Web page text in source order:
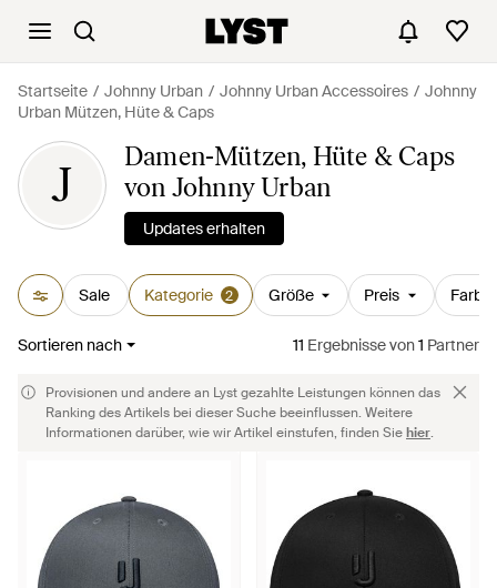
Startseite Johnny Urban Johnny Urban Accessoires
Johnny
Urban Mützen, Hüte & Caps
J
Damen-Mützen, Hüte & Caps
von Johnny Urban
Updates erhalten
Sale Kategorie 2 Größe Preis Farbe
Sortieren nach 11 Ergebnissevon1 Partner
Provisionen und andere an Lyst gezahlte Leistungen können das
Ranking des Artikels bei dieser Suche beeinflussen. Weitere
Informationen darüber, wie wir Artikel einstufen, finden Siehier.